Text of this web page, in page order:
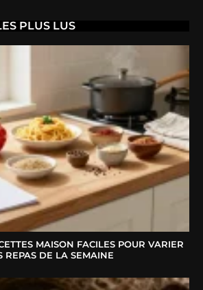
PLUS LUS
MAISON FACILES POUR VARIER
REPAS DE LA SEMAINE